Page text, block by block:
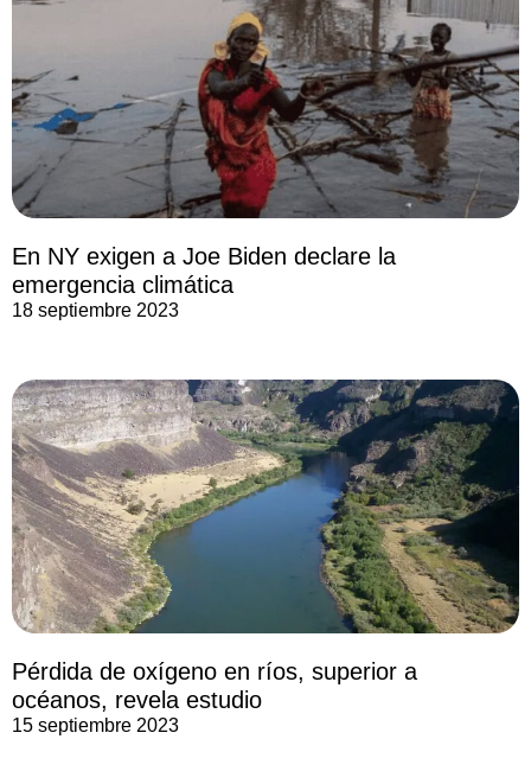
En NY exigen a Joe Biden declare la
emergencia climática
18 septiembre 2023
Pérdida de oxígeno en ríos, superior a
océanos, revela estudio
15 septiembre 2023